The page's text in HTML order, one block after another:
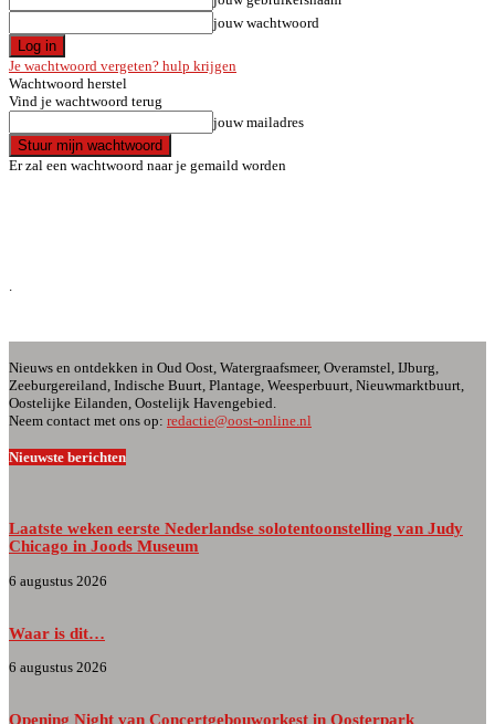
jouw wachtwoord
Je wachtwoord vergeten? hulp krijgen
Wachtwoord herstel
Vind je wachtwoord terug
jouw mailadres
Er zal een wachtwoord naar je gemaild worden
Nieuws en ontdekken in Oud Oost, Watergraafsmeer, Overamstel, IJburg,
Zeeburgereiland, Indische Buurt, Plantage, Weesperbuurt, Nieuwmarktbuurt,
Oostelijke Eilanden, Oostelijk Havengebied.
Neem contact met ons op: redactie@oost-online.nl
Nieuwste berichten
Laatste weken eerste Nederlandse solotentoonstelling van Judy
Chicago in Joods Museum
6 augustus 2026
Waar is dit…
6 augustus 2026
Opening Night van Concertgebouworkest in Oosterpark